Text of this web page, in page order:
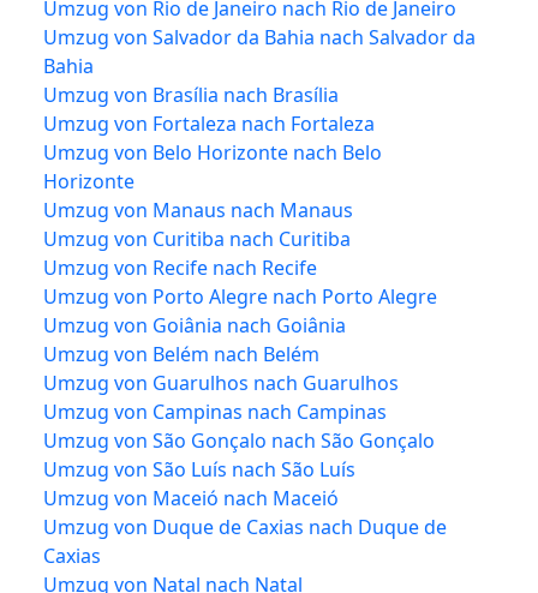
Umzug von Rio de Janeiro nach Rio de Janeiro
Umzug von Salvador da Bahia nach Salvador da
Bahia
Umzug von Brasília nach Brasília
Umzug von Fortaleza nach Fortaleza
Umzug von Belo Horizonte nach Belo
Horizonte
Umzug von Manaus nach Manaus
Umzug von Curitiba nach Curitiba
Umzug von Recife nach Recife
Umzug von Porto Alegre nach Porto Alegre
Umzug von Goiânia nach Goiânia
Umzug von Belém nach Belém
Umzug von Guarulhos nach Guarulhos
Umzug von Campinas nach Campinas
Umzug von São Gonçalo nach São Gonçalo
Umzug von São Luís nach São Luís
Umzug von Maceió nach Maceió
Umzug von Duque de Caxias nach Duque de
Caxias
Umzug von Natal nach Natal